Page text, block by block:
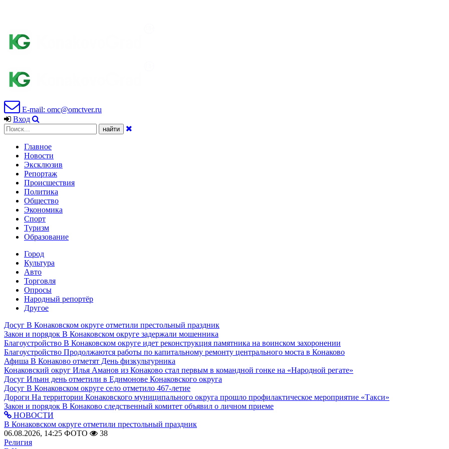
E-mail: omc@omctver.ru
Вход
Главное
Новости
Эксклюзив
Репортаж
Происшествия
Политика
Общество
Экономика
Спорт
Туризм
Образование
Город
Культура
Авто
Торговля
Опросы
Народный репортёр
Другое
Досуг В Конаковском округе отметили престольный праздник
Закон и порядок В Конаковском округе задержали мошенника
Благоустройство В Конаковском округе идет реконструкция памятника на воинском захоронении
Благоустройство Продолжаются работы по капитальному ремонту центрального моста в Конаково
Афиша В Конаково отметят День физкультурника
Конаковский округ Илья Аманов из Конаково стал первым в командной гонке на «Народной регате»
Досуг Ильин день отметили в Едимонове Конаковского округа
Досуг В Конаковском округе село отметило 467-летие
Дороги На территории Конаковского муниципального округа прошло профилактическое мероприятие «Такси»
Закон и порядок В Конаково следственный комитет объявил о личном приеме
НОВОСТИ
В Конаковском округе отметили престольный праздник
06.08.2026, 14:25 ФОТО
38
Религия